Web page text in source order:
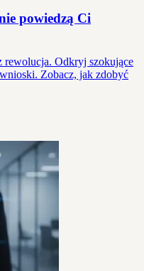
powiedzą Ci
rewolucja. Odkryj szokujące
Zobacz, jak zdobyć